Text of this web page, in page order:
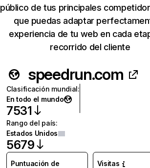
público de tus principales
que puedas adaptar
experiencia de tu web en cada
recorrido del cliente
speedrun.com
Clasificación mundial:
En todo el mundo
7531
Rango del país:
Estados Unidos
5679
Puntuación de
Visitas